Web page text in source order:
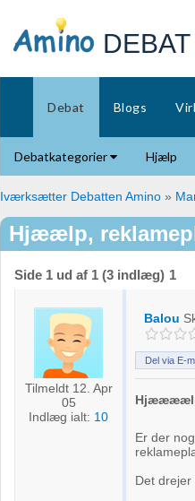
DEBAT
Debat Blogs
Debatkategorier Hjælp
Iværksætter Debatten Amino »
Hjæælp,
Side 1 ud af 1 (3 indlæg) 1
Tilmeldt 12. Apr
05
Indlæg ialt: 10
Balou
Del via E-
Er der
Det drejer